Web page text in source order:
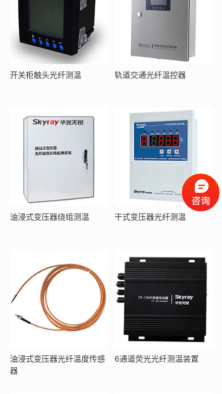
开关柜触头光纤测温 轨道交通光纤温控器
油浸式变压器绕组测温 干式变压器光纤测温
油浸式变压器光纤温度传感
器
6通道荧光光纤测温装置